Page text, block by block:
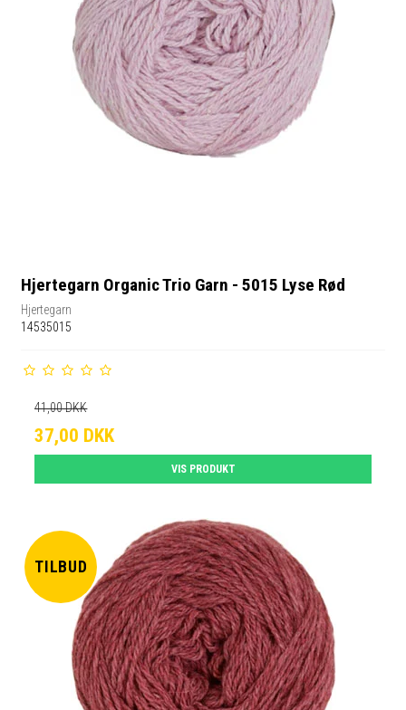
Hjertegarn Organic Trio Garn - 5015 Lyse Rød
Hjertegarn
14535015
41,00 DKK
37,00 DKK
VIS PRODUKT
TILBUD